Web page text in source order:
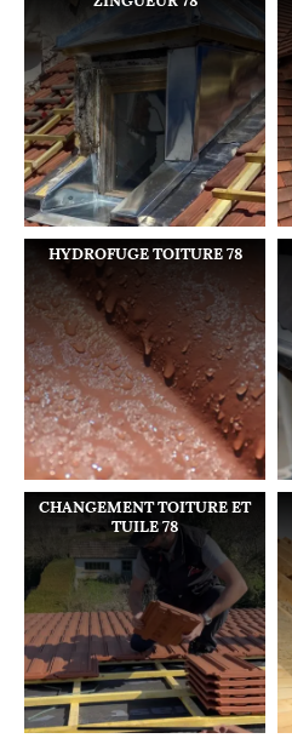
HYDROFUGE TOITURE 78
CHANGEMENT TOITURE ET
TUILE 78